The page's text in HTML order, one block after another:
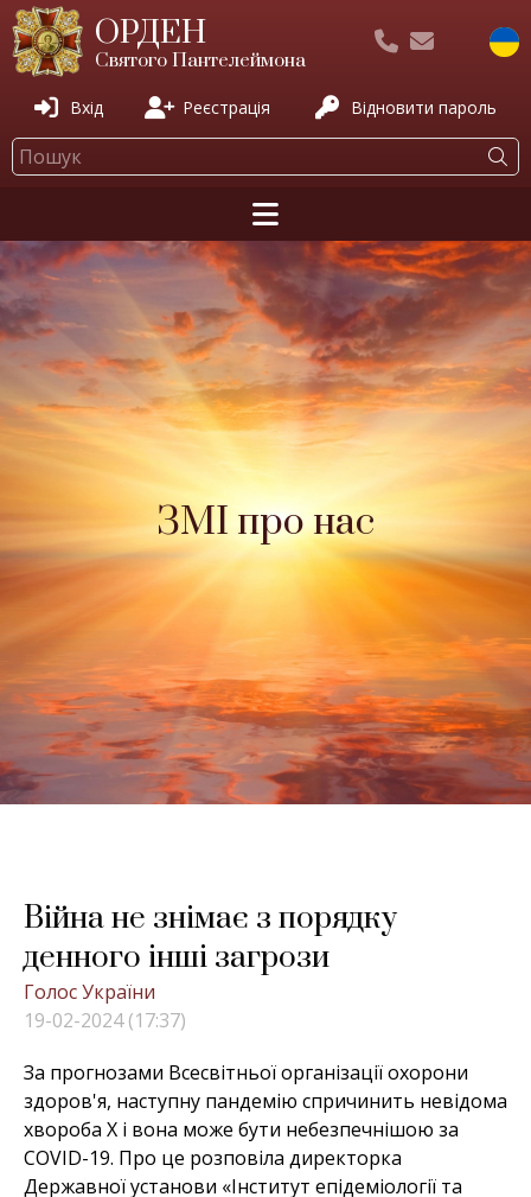
ОРДЕН
Святого Пантелеймона
Вхід Реєстрація Відновити пароль
ЗМІ про нас
Війна не знімає з порядку
денного інші загрози
Голос України
19-02-2024 (17:37)
За прогнозами Всесвітньої організації охорони
здоров'я, наступну пандемію спричинить невідома
хвороба Х і вона може бути небезпечнішою за
COVID-19. Про це розповіла директорка
Державної установи «Інститут епідеміології та